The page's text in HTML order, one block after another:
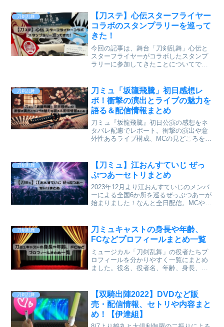
っている方にも。刀ステファンなら再演
で新たな地獄が待っています。
刀剣乱舞
【刀ステ】心伝スターフライヤー
コラボのスタンプラリーを巡って
きた！
今回の記事は、舞台「刀剣乱舞」心伝と
スターフライヤーがコラボしたスタンプ
ラリーに参加してきたことについてで
九州総合観光案内所、小倉城の5ヶ所に設
置された刀剣男士のパネル...
刀剣乱舞
刀ミュ「坂龍飛騰」初日感想レ
ポ！衝撃の演出とライブの魅力を
語る＆配信情報まとめ
刀ミュ『坂龍飛騰』初日公演の感想をネ
タバレ配慮でレポート。衝撃の演出や意
外性あるライブ構成、MCの見どころを紹
刀剣乱舞
【刀ミュ】江おんすていじ ぜっ
ぷつあーセトリまとめ
2023年12月より江おんすていじのメンバ
ーによる全国6か所を巡るぜっぷつあーが
始まりました！なんと全日配信。MCやコ
てを見るには時間もお金もかかる！なの
で、どの配信が良いかセトリをまとめて
みました。どの配信を見るか参考になれ
ば幸いです。
刀剣乱舞
刀ミュキャストの身長や年齢、
FCなどプロフィールまとめ一覧
ミュージカル「刀剣乱舞」の役者たちプ
ロフィールを分かりやすく一覧にまとめ
ました。役名、役者名、年齢、身長、初
や興味が湧き、最新情報を知りたい方に
も役立つ内容で舞台の世界に浸りたいフ
ァンにおすすめの記事です。
刀剣乱舞
【双騎出陣2022】DVDなど販
売・配信情報、セトリや内容まと
め！【伊達組】